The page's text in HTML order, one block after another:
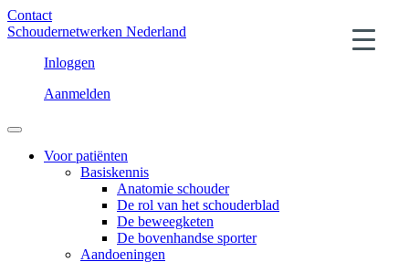
Contact
Schoudernetwerken Nederland
Inloggen
Aanmelden
Voor patiënten
Basiskennis
Anatomie schouder
De rol van het schouderblad
De beweegketen
De bovenhandse sporter
Aandoeningen